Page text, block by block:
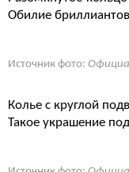
Обилие
Источник фото:
Колье с круглой
Такое украшение